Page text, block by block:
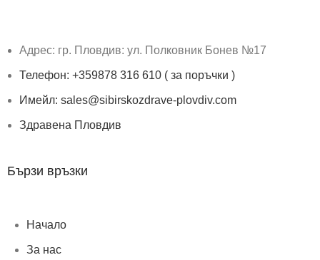
Адрес: гр. Пловдив: ул. Полковник Бонев №17
Телефон: +359878 316 610 ( за поръчки )
Имейл: sales@sibirskozdrave-plovdiv.com
Здравена Пловдив
Бързи връзки
Начало
За нас